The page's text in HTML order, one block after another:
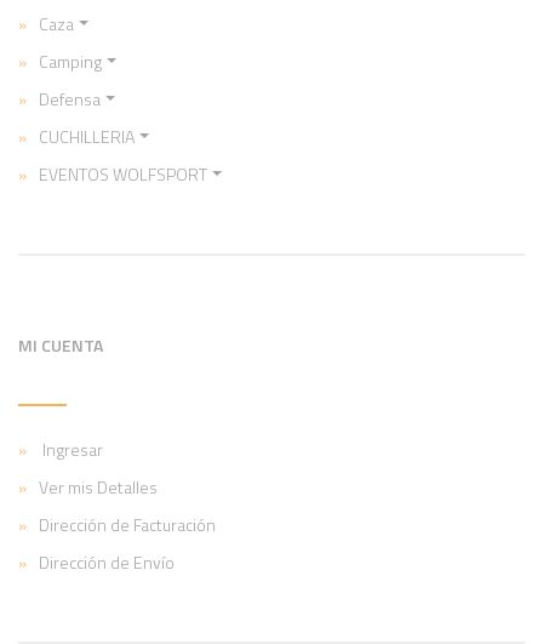
Caza
Camping
Defensa
CUCHILLERIA
EVENTOS WOLFSPORT
MI CUENTA
Ingresar
Ver mis Detalles
Dirección de Facturación
Dirección de Envío